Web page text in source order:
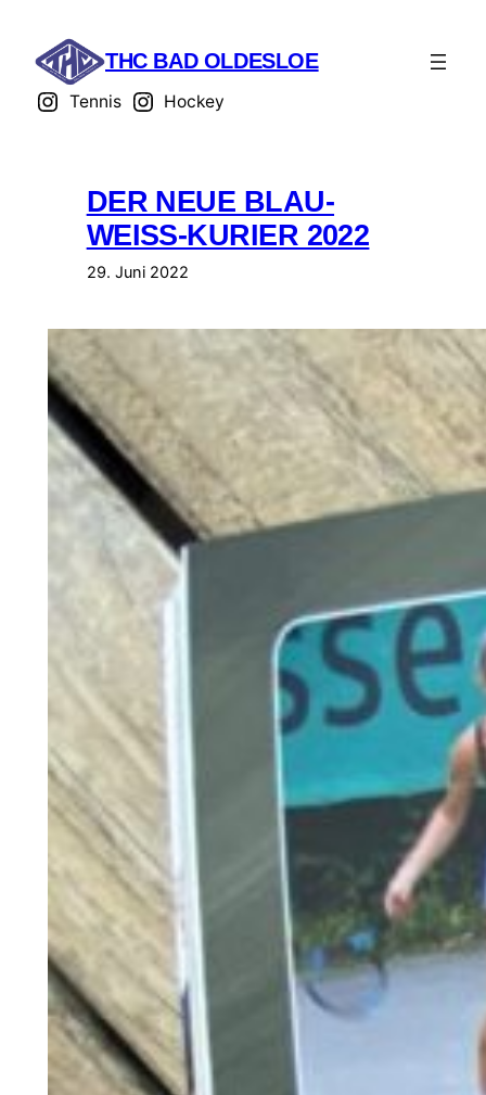
springen
THC BAD OLDESLOE
Tennis Hockey
DER NEUE BLAU-
WEISS-KURIER 2022
29. Juni 2022